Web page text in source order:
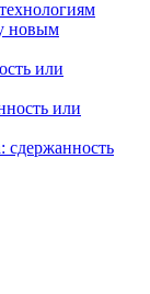
новым
или
сдержанность